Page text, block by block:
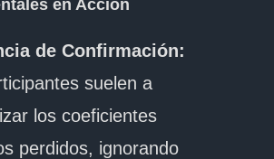
en Acción
de Confirmación:
suelen a
los coeficientes
perdidos, ignorando